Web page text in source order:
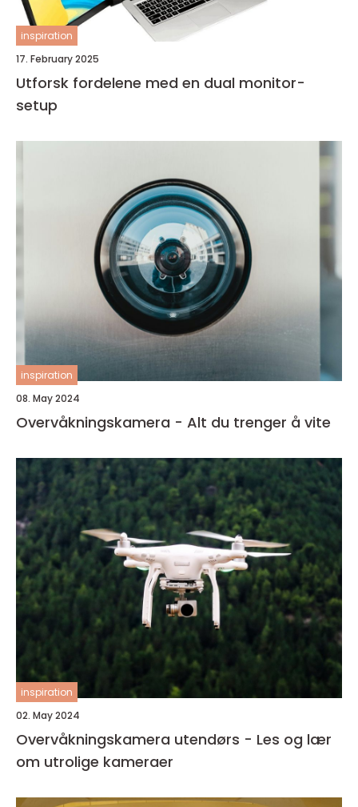
inspiration
17. February 2025
Utforsk fordelene med en dual monitor-
setup
inspiration
08. May 2024
Overvåkningskamera - Alt du trenger å vite
inspiration
02. May 2024
Overvåkningskamera utendørs - Les og lær
om utrolige kameraer